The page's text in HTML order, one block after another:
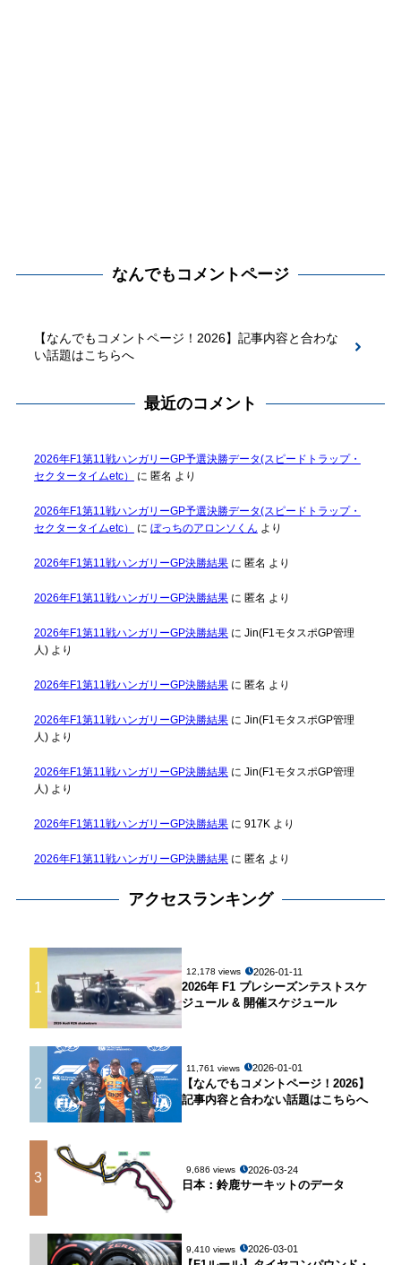
なんでもコメントページ
【なんでもコメントページ！2026】記事内容と合わな
い話題はこちらへ
最近のコメント
2026年F1第11戦ハンガリーGP予選決勝データ(スピードトラップ・
セクタータイムetc）
に 匿名 より
2026年F1第11戦ハンガリーGP予選決勝データ(スピードトラップ・
セクタータイムetc）
に ぼっちのアロンソくん より
2026年F1第11戦ハンガリーGP決勝結果に 匿名 より
2026年F1第11戦ハンガリーGP決勝結果に 匿名 より
2026年F1第11戦ハンガリーGP決勝結果に Jin(F1モタスポGP管理
人)より
2026年F1第11戦ハンガリーGP決勝結果に 匿名 より
2026年F1第11戦ハンガリーGP決勝結果に Jin(F1モタスポGP管理
人)より
2026年F1第11戦ハンガリーGP決勝結果に Jin(F1モタスポGP管理
人)より
2026年F1第11戦ハンガリーGP決勝結果に 917Kより
2026年F1第11戦ハンガリーGP決勝結果に 匿名 より
アクセスランキング
1
12,178 views 2026-01-11
2026年 F1 プレシーズンテストスケ
ジュール & 開催スケジュール
2
11,761 views 2026-01-01
【なんでもコメントページ！2026】
記事内容と合わない話題はこちらへ
3 9,686 views 2026-03-24
日本：鈴鹿サーキットのデータ
9,410 views 2026-03-01